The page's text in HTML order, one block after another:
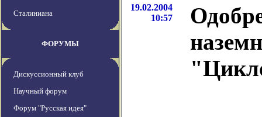
Сталиниана
ФОРУМЫ
Дискуссионный клуб
Научный форум
Форум "Русская идея"
19.02.2004
10:57